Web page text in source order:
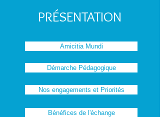
PRÉSENTATION
Amicitia Mundi
Démarche Pédagogique
Nos engagements et Priorités
Bénéfices de l'échange